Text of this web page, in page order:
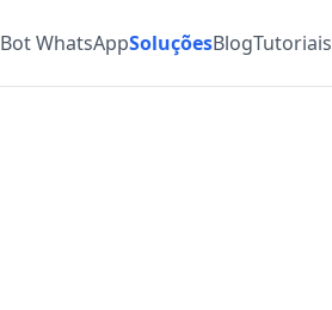
Bot WhatsAppSoluçõesBlogTutoriais